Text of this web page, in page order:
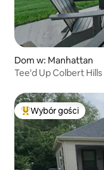
Dom w: Manhattan
Tee'd Up Colbert
Najpopularniejsze z
Wybór gości